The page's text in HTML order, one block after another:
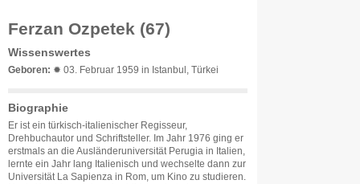
Ferzan Ozpetek (67)
Wissenswertes
Geboren: ✹ 03. Februar 1959 in Istanbul, Türkei
Biographie
Er ist ein türkisch-italienischer Regisseur,
Drehbuchautor und Schriftsteller. Im Jahr 1976 ging er
erstmals an die Ausländeruniversität Perugia in Italien,
lernte ein Jahr lang Italienisch und wechselte dann zur
Universität La Sapienza in Rom, um Kino zu studieren.